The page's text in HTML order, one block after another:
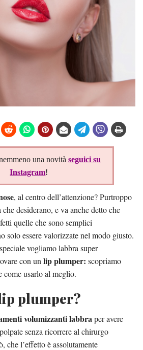
una novitàseguici su
Instagram!
, al centro dell’attenzione? Purtroppo
desiderano, e va anche detto che
quelle che sono semplici
solo essere valorizzate nel modo giusto.
vogliamo labbra super
con un lip plumper: scopriamo
come usarlo al meglio.
plumper?
volumizzanti labbraper avere
senza ricorrere al chirurgo
che l’effetto è assolutamente